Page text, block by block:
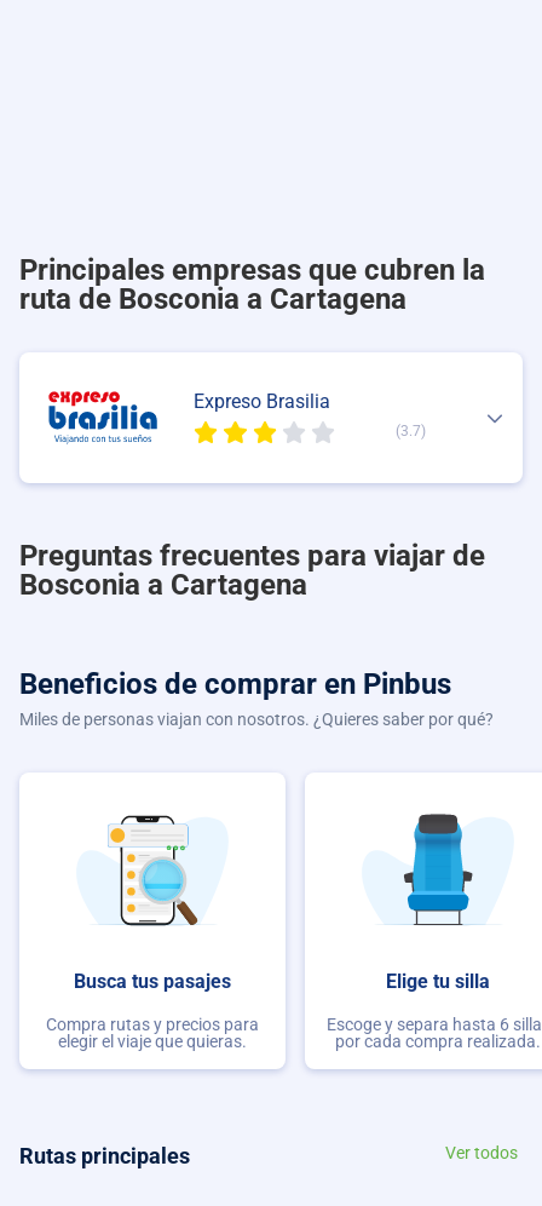
Principales empresas que cubren la
ruta de Bosconia a Cartagena
Expreso Brasilia
(3.7)
Preguntas frecuentes para viajar de
Bosconia a Cartagena
Beneficios de comprar en Pinbus
Miles de personas viajan con nosotros. ¿Quieres saber por qué?
Busca tus pasajes
Compra rutas y precios para
elegir el viaje que quieras.
Elige tu silla
Escoge y separa hasta 6
por cada compra realizada.
Rutas principales Ver todos